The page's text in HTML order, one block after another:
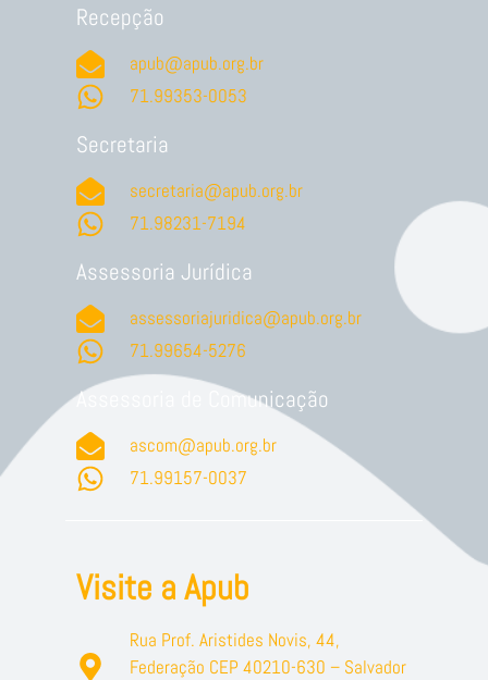
Recepção
apub@apub.org.br
71.99353-0053
Secretaria
secretaria@apub.org.br
71.98231-7194
Assessoria Jurídica
assessoriajuridica@apub.org.br
71.99654-5276
Assessoria de Comunicação
ascom@apub.org.br
71.99157-0037
Visite a Apub
Rua Prof. Aristides Novis, 44,
Federação CEP 40210-630 – Salvador